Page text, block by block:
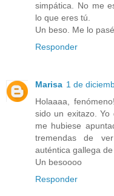
simpática. No me
lo que eres tú.
Un beso. Me lo
Responder
Marisa 1 de
Holaaaa,
sido un exitazo. Yo
me hubiese
tremendas de
auténtica gallega
Un besoooo
Responder